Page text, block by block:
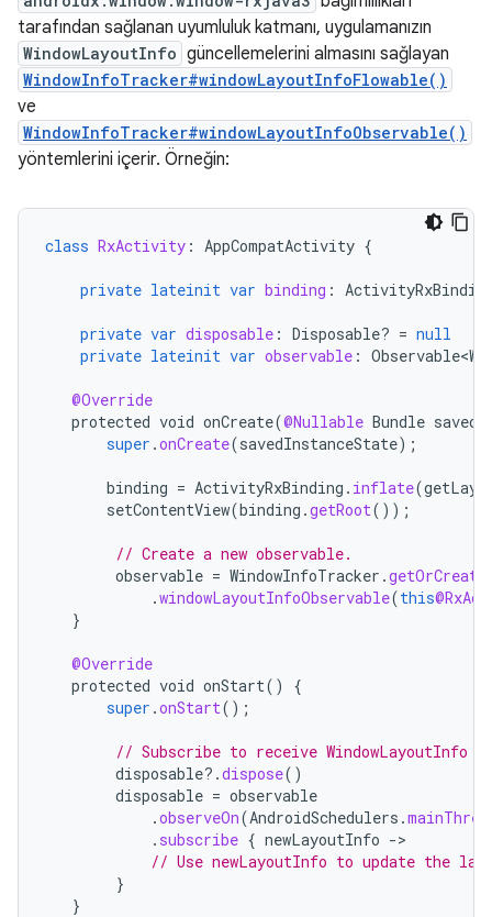
tarafından sağlanan uyumluluk katmanı, uygulamanızın
WindowLayoutInfo güncellemelerini almasını sağlayan
WindowInfoTracker#windowLayoutInfoFlowable()
ve
WindowInfoTracker#windowLayoutInfoObservable()
yöntemlerini içerir. Örneğin:
class RxActivity : AppCompatActivity {
private lateinit var binding :
private var disposable : Disposable? = null
private lateinit var observable :
@Override
protected void onCreate(@Nullable Bundle
super .onCreate(savedInstanceState);
binding = ActivityRxBinding . inflate(
setContentView(binding .getRoot());
// Create a new observable.
observable = WindowInfoTracker .getOrCreate
.windowLayoutInfoObservable(this
}
@Override
protected void onStart()
{
super .onStart();
// Subscribe to receive WindowLayoutInfo
disposable?.dispose()
disposable = observable
.observeOn(AndroidSchedulers .
. subscribe { newLayoutInfo -
// Use newLayoutInfo to update the
}
}